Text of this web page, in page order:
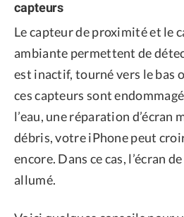
capteurs
Le capteur de proximité et le
ambiante permettent de
est inactif, tourné vers le bas
ces capteurs sont
l’eau, une réparation d’écran
débris, votre iPhone peut
encore. Dans ce cas, l’écran
allumé.